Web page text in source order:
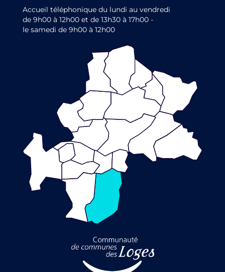
Accueil téléphonique du lundi au vendredi
de 9h00 à 12h00 et de 13h30 à 17h00 -
le samedi de 9h00 à 12h00